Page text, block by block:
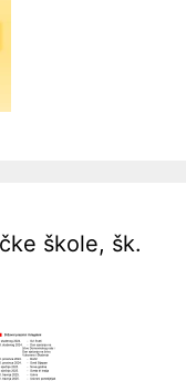
škole, šk.